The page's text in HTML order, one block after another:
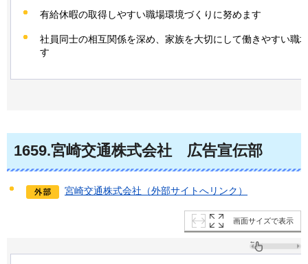
有給休暇の取得しやすい職場環境づくりに努めます
社員同士の相互関係を深め、家族を大切にして働きやすい職
す
1659.宮崎交通株式会社 広告宣伝部
宮崎交通株式会社（外部サイトへリンク）
画面サイズで表示